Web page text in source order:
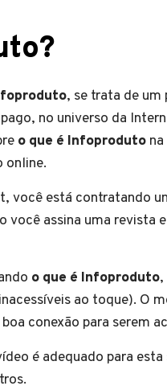
, se trata de
no universo da
o que é Infoproduto
online.
você está contratando
você assina uma revista
o que é Infoproduto
ao toque). O
conexão para serem
é adequado para